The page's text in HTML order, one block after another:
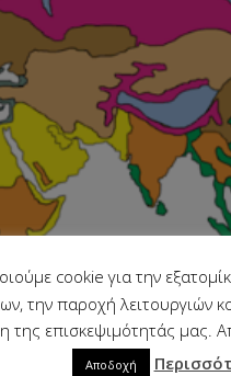
cookie για την
την παροχή λειτουργιών
της επισκεψιμότητάς μας.
Αποδοχή